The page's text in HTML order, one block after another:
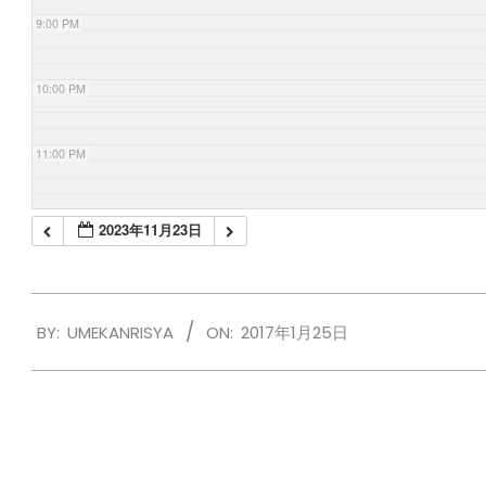
9:00 PM
10:00 PM
11:00 PM
2023年11月23日
01-
BY: UMEKANRISYA ON: 2017年1月25日